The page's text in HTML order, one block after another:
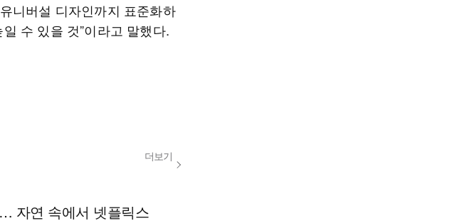
니버설 디자인까지 표준화하
수 있을 것”이라고 말했다.
더보기
자연 속에서 넷플릭스